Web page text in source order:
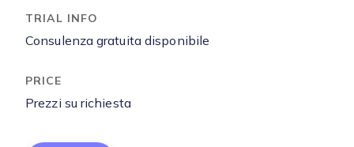
Consulenza gratuita disponibile
Prezzi su richiesta